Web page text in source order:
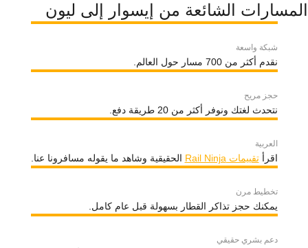
المسارات الشائعة من إيسوار إلى ليون
شبكة واسعة
نقدم أكثر من 700 مسار حول العالم.
حجز مريح
نتحدث لغتك ونوفر أكثر من 20 طريقة دفع.
العربية
اقرأتقييمات Rail Ninja الحقيقية وشاهد ما يقوله مسافرونا عنا.
تخطيط مرن
يمكنك حجز تذاكر القطار بسهولة قبل عام كامل.
دعم بشري حقيقي